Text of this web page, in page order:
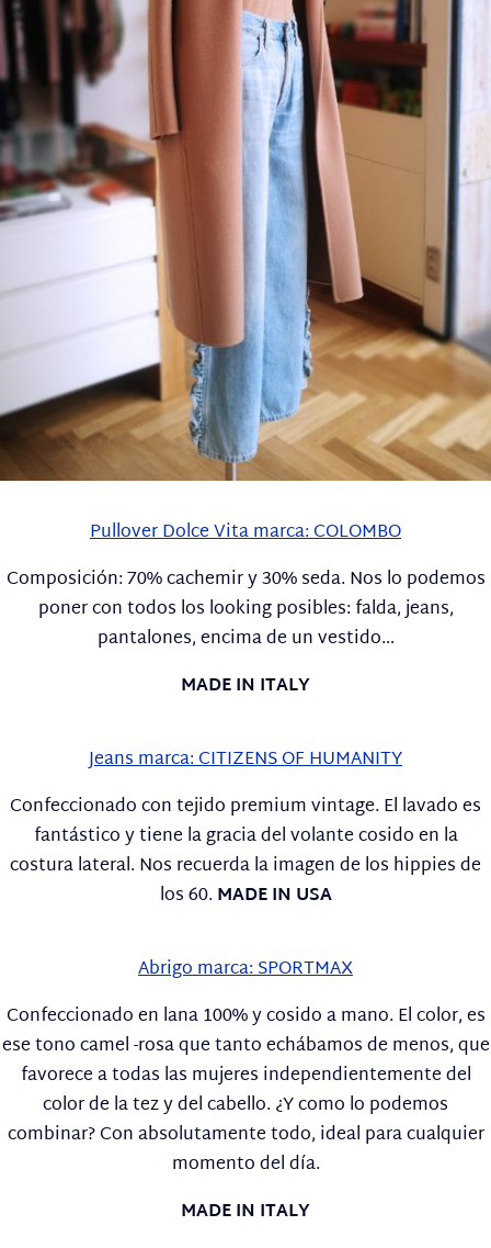
Pullover Dolce Vita marca: COLOMBO
Composición: 70% cachemir y 30% seda. Nos lo podemos
poner con todos los looking posibles: falda, jeans,
pantalones, encima de un vestido…
MADE IN ITALY
Jeans marca: CITIZENS OF HUMANITY
Confeccionado con tejido premium vintage. El lavado es
fantástico y tiene la gracia del volante cosido en la
costura lateral. Nos recuerda la imagen de los hippies de
los 60. MADE IN USA
Abrigo marca: SPORTMAX
Confeccionado en lana 100% y cosido a mano. El color, es
ese tono camel -rosa que tanto echábamos de menos, que
favorece a todas las mujeres independientemente del
color de la tez y del cabello. ¿Y como lo podemos
combinar? Con absolutamente todo, ideal para cualquier
momento del día.
MADE IN ITALY